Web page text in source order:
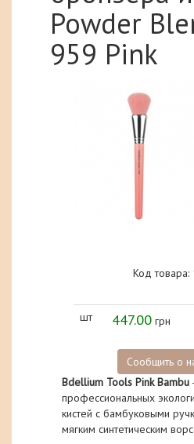
Powder
959 Pink
Код товара:
шт 447.00 грн
Сообщить о
Bdellium Tools Pink Bambu
профессиональных
кистей с бамбуковыми
мягким синтетическим